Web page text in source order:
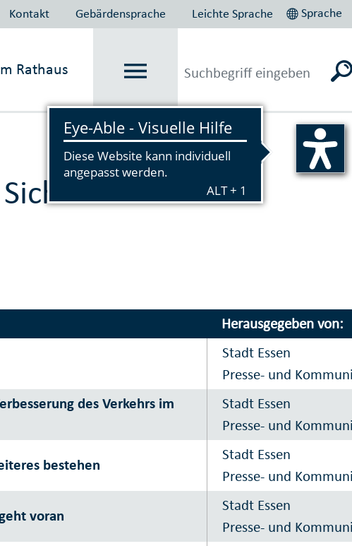
Kontakt Gebärdensprache Leichte Sprache Sprache
Rathaus
Vorlesen
und
Herausgegeben von:
Stadt Essen
Presse- und
des Verkehrs im
Stadt Essen
Presse- und
bestehen
Stadt Essen
Presse- und
voran
Stadt Essen
Presse- und